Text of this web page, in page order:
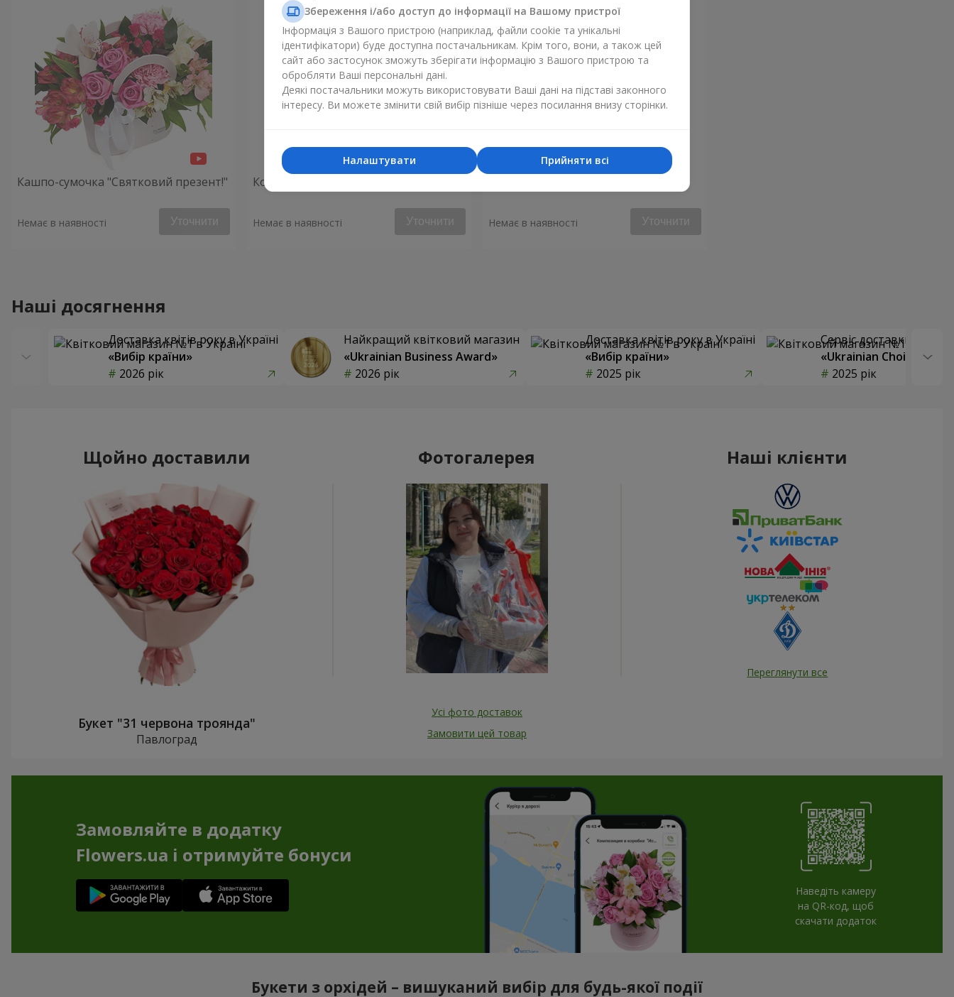
Кашпо-сумочка "Святковий презент!"
Немає в наявності Уточнити
Композиція "Монако"
Немає в наявності Уточнити Немає в наявності Уточнити
Наші досягнення
Доставка квітів року в Україні
«Вибір країни»
2026 рік
Найкращий квітковий магазин
«Ukrainian Business Award»
2026 рік
Доставка квітів року в Україні
«Вибір країни»
2025 рік
Сервіс доставки квітів
«Ukrainian Choice»
2025 рік
Щойно доставили
Букет "31 червона троянда"
Павлоград
Фотогалерея
Усі фото доставок
Замовити цей товар
Наші клієнти
Переглянути все
Замовляйте в додатку
Flowers.ua і отримуйте бонуси
Наведіть камеру
на QR-код, щоб
скачати додаток
Букети з орхідей – вишуканий вибір для будь-якої події
Збереження і/або доступ до інформації на Вашому пристрої
Інформація з Вашого пристрою (наприклад, файли cookie та унікальні
ідентифікатори) буде доступна постачальникам. Крім того, вони, а також цей
сайт або застосунок зможуть зберігати інформацію з Вашого пристрою та
обробляти Ваші персональні дані.
Деякі постачальники можуть використовувати Ваші дані на підставі законного
інтересу. Ви можете змінити свій вибір пізніше через посилання внизу сторінки.
Прийняти всі
Налаштувати